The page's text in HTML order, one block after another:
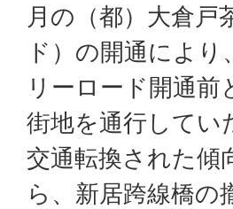
月の（都）大倉戸
ド）の開通によ
リーロード開通
街地を通行してい
交通転換された傾
ら、新居跨線橋の